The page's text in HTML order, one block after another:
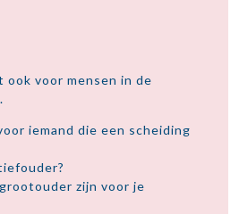
ook voor mensen in de
iemand die een scheiding
zijn voor je